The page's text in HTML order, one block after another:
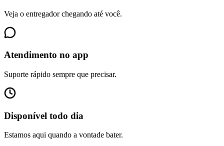
Veja o entregador chegando até você.
Atendimento no app
Suporte rápido sempre que precisar.
Disponível todo dia
Estamos aqui quando a vontade bater.